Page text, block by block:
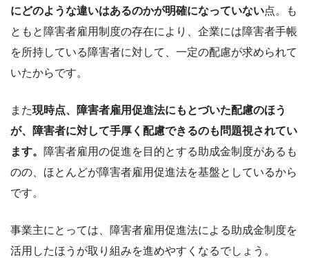
にどのような違いはあるのかが明確になっていない点。も
ともと障害者雇用制度の存在により、企業には障害者手帳
を所持している障害者に対して、一定の配慮が求められて
いたからです。
また現時点、障害者雇用促進法にもとづいた配慮のほう
が、障害者に対して手厚く配慮できるのも問題視されてい
ます。 障害者雇用の促進を目的とする助成金制度があるも
のの、ほとんどが障害者雇用促進法を基盤としているから
です。
事業主にとっては、障害者雇用促進法による助成金制度を
活用したほうが取り組みを進めやすくなるでしょう。